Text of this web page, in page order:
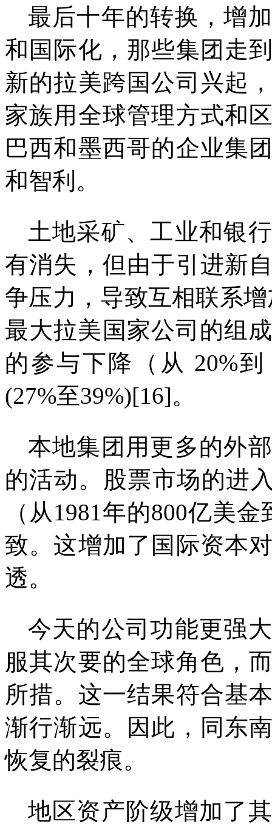
最后十年的转换，增
和国际化，那些集团走
新的拉美跨国公司兴起
家族用全球管理方式和
巴西和墨西哥的企业集
和智利。
土地采矿、工业和银
有消失，但由于引进新
争压力，导致互相联系
最大拉美国家公司的组
的参与下降（从 20%到
(27%至39%)[16]。
本地集团用更多的外
的活动。股票市场的进
（从1981年的800亿美金
致。这增加了国际资本
透。
今天的公司功能更强
服其次要的全球角色，
所措。这一结果符合基
渐行渐远。因此，同东
恢复的裂痕。
地区资产阶级增加了